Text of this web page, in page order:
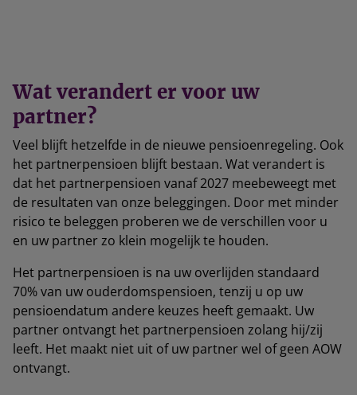
Wat verandert er voor uw
partner?
Veel blijft hetzelfde in de nieuwe pensioenregeling. Ook
het partnerpensioen blijft bestaan. Wat verandert is
dat het partnerpensioen vanaf 2027 meebeweegt met
de resultaten van onze beleggingen. Door met minder
risico te beleggen proberen we de verschillen voor u
en uw partner zo klein mogelijk te houden.
Het partnerpensioen is na uw overlijden standaard
70% van uw ouderdomspensioen, tenzij u op uw
pensioendatum andere keuzes heeft gemaakt. Uw
partner ontvangt het partnerpensioen zolang hij/zij
leeft. Het maakt niet uit of uw partner wel of geen AOW
ontvangt.